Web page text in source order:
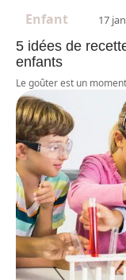
Enfant 17
5 idées de
enfants
Le goûter est un